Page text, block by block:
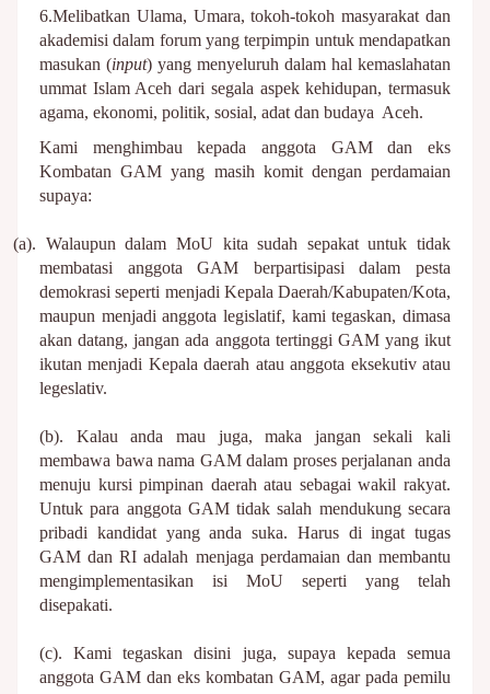
6.Melibatkan Ulama, Umara, tokoh-tokoh masyarakat dan
akademisi dalam forum yang terpimpin untuk mendapatkan
masukan (input) yang menyeluruh dalam hal kemaslahatan
ummat Islam Aceh dari segala aspek kehidupan, termasuk
agama, ekonomi, politik, sosial, adat dan budaya Aceh.
Kami menghimbau kepada anggota GAM dan eks
Kombatan GAM yang masih komit dengan perdamaian
supaya:
(a). Walaupun dalam MoU kita sudah sepakat untuk tidak
membatasi anggota GAM berpartisipasi dalam pesta
demokrasi seperti menjadi Kepala Daerah/Kabupaten/Kota,
maupun menjadi anggota legislatif, kami tegaskan, dimasa
akan datang, jangan ada anggota tertinggi GAM yang ikut
ikutan menjadi Kepala daerah atau anggota eksekutiv atau
legeslativ.
(b). Kalau anda mau juga, maka jangan sekali kali
membawa bawa nama GAM dalam proses perjalanan anda
menuju kursi pimpinan daerah atau sebagai wakil rakyat.
Untuk para anggota GAM tidak salah mendukung secara
pribadi kandidat yang anda suka. Harus di ingat tugas
GAM dan RI adalah menjaga perdamaian dan membantu
mengimplementasikan isi MoU seperti yang telah
disepakati.
(c). Kami tegaskan disini juga, supaya kepada semua
anggota GAM dan eks kombatan GAM, agar pada pemilu